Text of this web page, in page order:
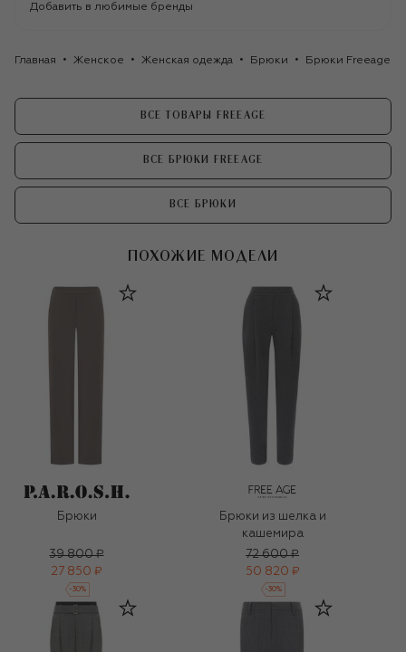
Добавить в любимые бренды
Главная Женское Женская одежда Брюки Брюки Freeage
ВСЕ ТОВАРЫ FREEAGE
ВСЕ БРЮКИ FREEAGE
ВСЕ БРЮКИ
ПОХОЖИЕ МОДЕЛИ
Брюки
39 800 ₽
27 850 ₽
-30%
Брюки из шелка и
кашемира
72 600 ₽
50 820 ₽
-30%